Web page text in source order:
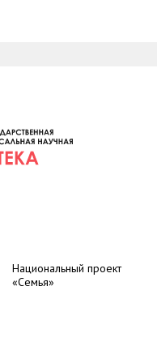
Национальный проект
«Семья»